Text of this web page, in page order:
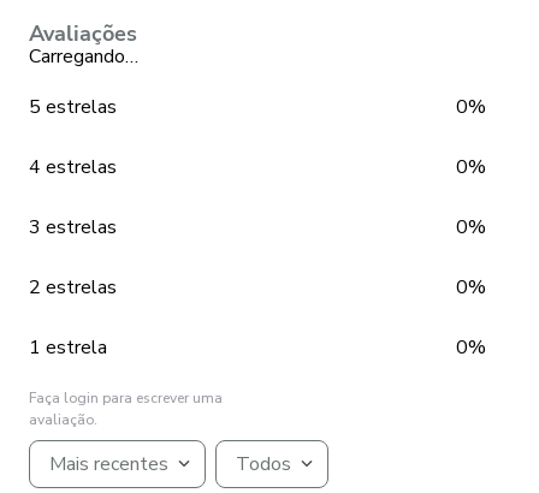
Avaliações
Carregando…
5 estrelas
0%
4 estrelas 0%
3 estrelas 0%
2 estrelas 0%
1 estrela 0%
Faça login para escrever uma
avaliação.
Mais recentes Todos